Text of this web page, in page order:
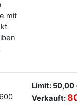
mit
Limit: 50,00
Verkauft: